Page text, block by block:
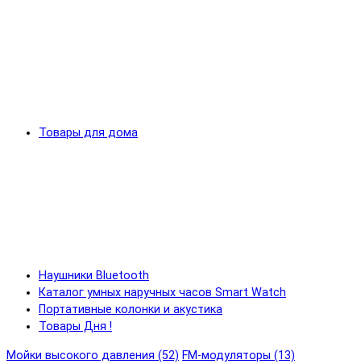
Товары для дома
Наушники Bluetooth
Каталог умных наручных часов Smart Watch
Портативные колонки и акустика
Товары Дня !
Мойки высокого давления (52) FM-модуляторы (13)